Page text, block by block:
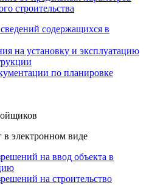
строительства
содержащихся в
на установку и эксплуатацию
по планировке
в электронном виде
на ввод объекта в
на строительство